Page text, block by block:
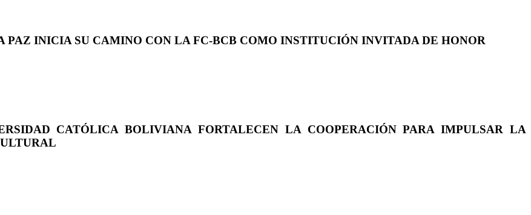
INICIA SU CAMINO CON LA FC-BCB COMO INSTITUCIÓN INVITADA DE HONOR
CATÓLICA BOLIVIANA FORTALECEN LA COOPERACIÓN PARA IMPULSAR LA